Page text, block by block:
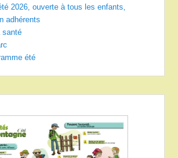
2026, ouverte à tous les enfants,
adhérents
santé
été